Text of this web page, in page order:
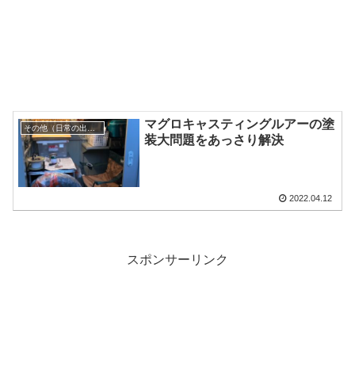
その他（日常の出来事）
マグロキャスティングルアーの塗
装大問題をあっさり解決
2022.04.12
スポンサーリンク